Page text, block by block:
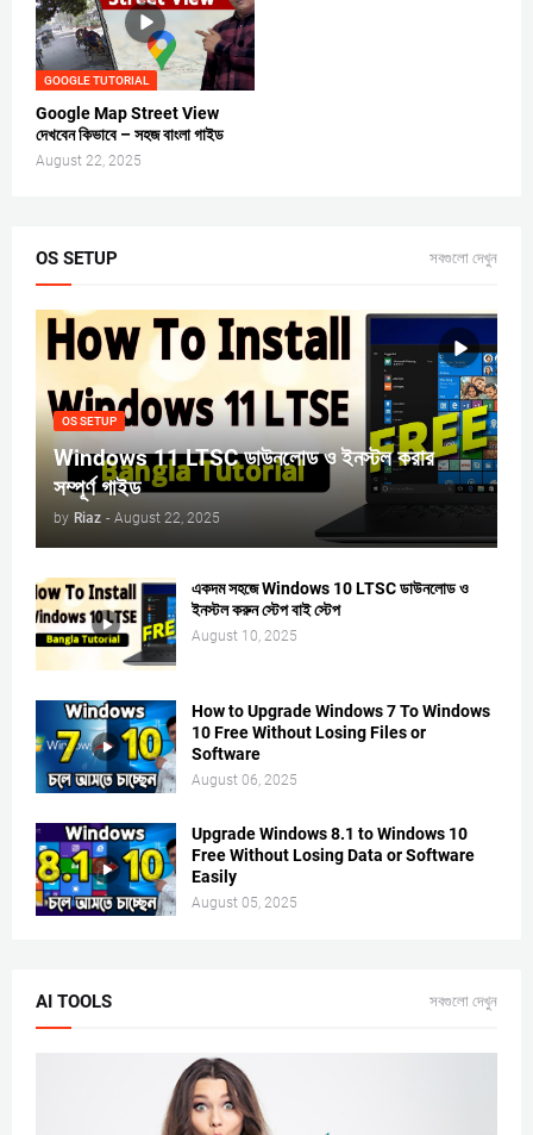
GOOGLE TUTORIAL
Google Map Street View
দেখবেন কিভাবে – সহজ বাংলা গাইড
August 22, 2025
OS SETUP সবগুলো দেখুন
OS SETUP
Windows 11 LTSC ডাউনলোড ও ইনস্টল করার
সম্পূর্ণ গাইড
by Riaz - August 22, 2025
একদম সহজে Windows 10 LTSC ডাউনলোড ও
ইনস্টল করুন স্টেপ বাই স্টেপ
August 10, 2025
How to Upgrade Windows 7 To Windows
10 Free Without Losing Files or
Software
August 06, 2025
Upgrade Windows 8.1 to Windows 10
Free Without Losing Data or Software
Easily
August 05, 2025
AI TOOLS সবগুলো দেখুন